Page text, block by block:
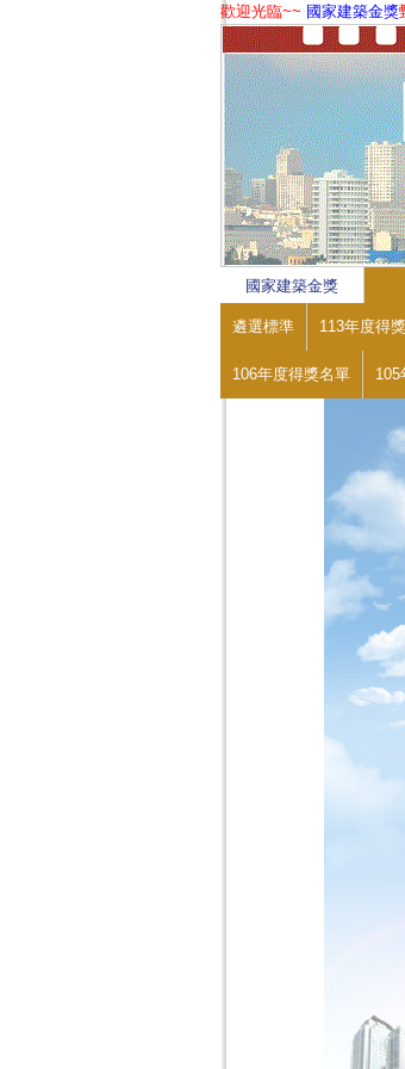
歡迎光臨~~ 國家建築金獎
1
2
3
4
國家建築金獎
遴選標準 113年度得
106年度得獎名單 105